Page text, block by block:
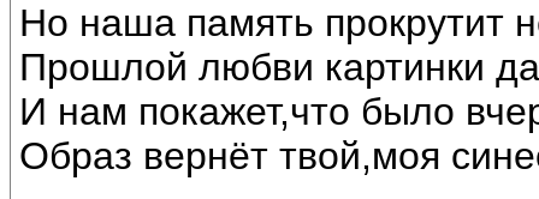
Но наша память прокрутит
Прошлой любви картинки
И нам покажет,что было
Образ вернёт твой,моя